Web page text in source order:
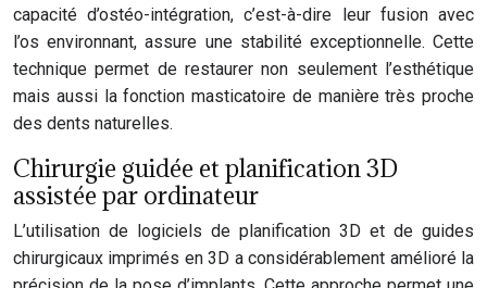
capacité d’ostéo-intégration, c’est-à-dire leur fusion avec
l’os environnant, assure une stabilité exceptionnelle. Cette
technique permet de restaurer non seulement l’esthétique
mais aussi la fonction masticatoire de manière très proche
des dents naturelles.
Chirurgie guidée et planification 3D
assistée par ordinateur
L’utilisation de logiciels de planification 3D et de guides
chirurgicaux imprimés en 3D a considérablement amélioré la